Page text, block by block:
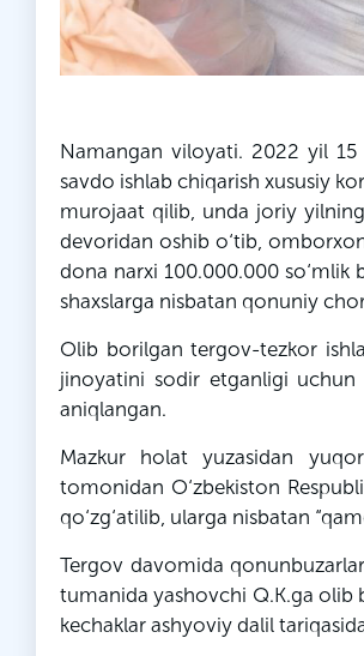
Namangan viloyati. 2022 yil 15
savdo ishlab chiqarish xususiy
murojaat qilib, unda joriy
devoridan oshib o‘tib,
dona narxi 100.000.000 so‘mlik
shaxslarga nisbatan qonuniy
Olib borilgan tergov-tezkor
jinoyatini sodir etganligi uchun
aniqlangan.
Mazkur holat yuzasidan
tomonidan O‘zbekiston
qo‘zg‘atilib, ularga nisbatan
Tergov davomida
tumanida yashovchi Q.K.ga olib
kechaklar ashyoviy dalil